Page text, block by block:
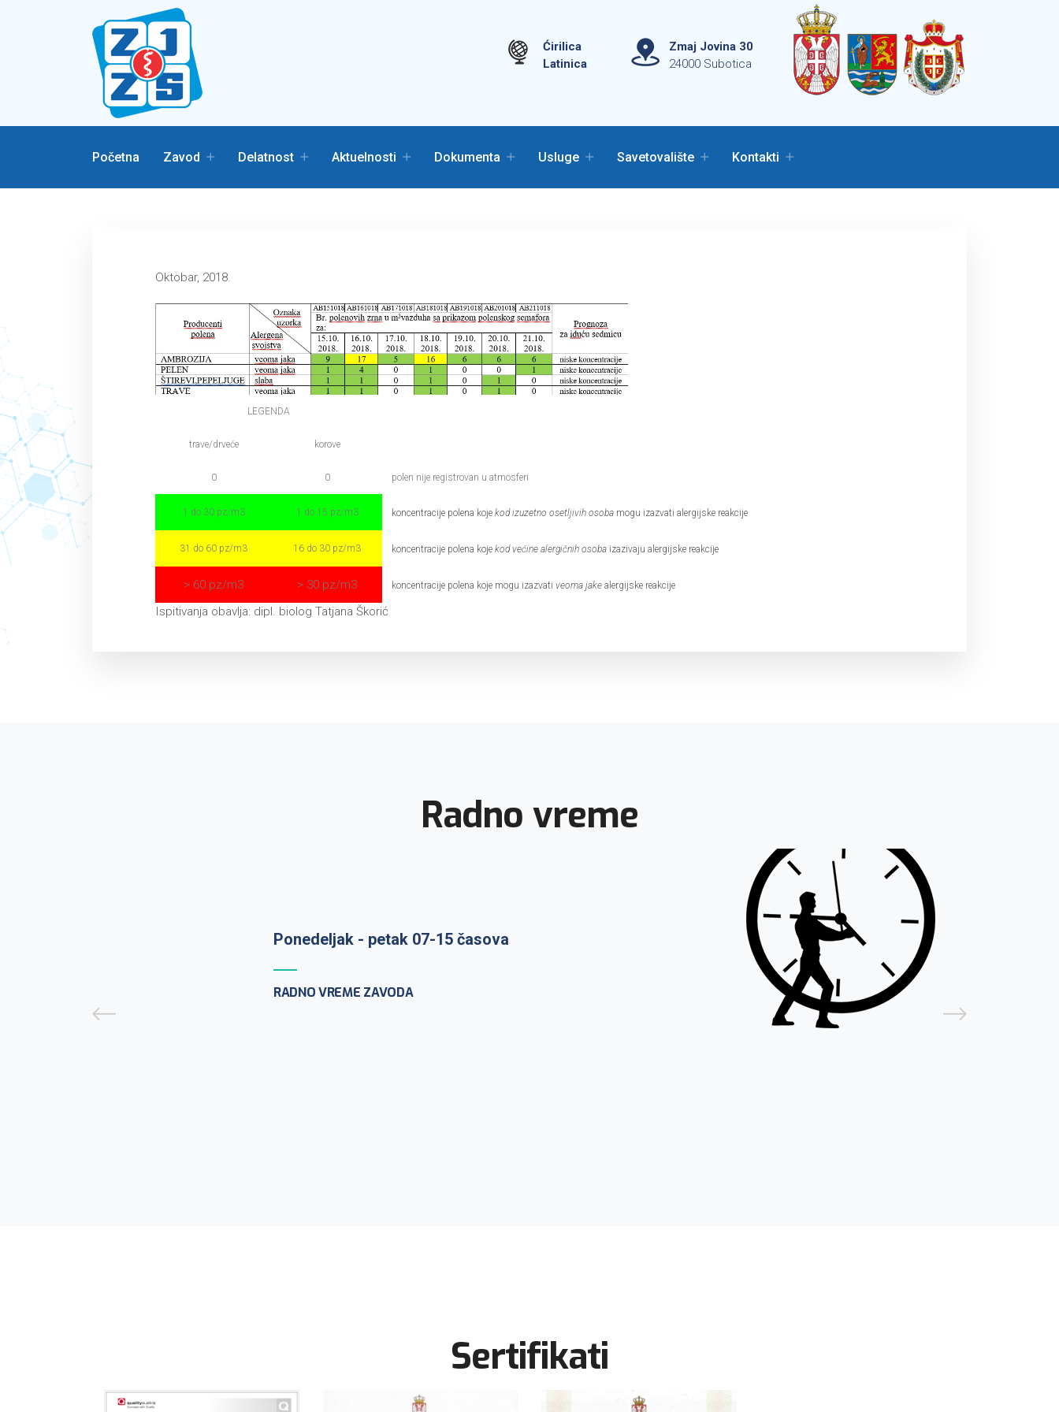
Ćirilica
Latinica
Zmaj Jovina 30
24000 Subotica
Početna Zavod Delatnost Aktuelnosti Dokumenta Usluge Savetovalište Kontakti
Oktobar, 2018.
LEGENDA
trave/drveće korove
0 0 polen nije registrovan u atmosferi
1 do 30 pz/m3 1 do 15 pz/m3 koncentracije polena koje kod izuzetno osetljivih osoba mogu izazvati alergijske reakcije
31 do 60 pz/m3 16 do 30 pz/m3 koncentracije polena koje kod većine alergičnih osoba izazivaju alergijske reakcije
> 60 pz/m3 > 30 pz/m3 koncentracije polena koje mogu izazvati veoma jake alergijske reakcije
Ispitivanja obavlja: dipl. biolog Tatjana Škorić
Radno vreme
Prijem uzoraka: ponedeljak-petak 7-
Sertifikati